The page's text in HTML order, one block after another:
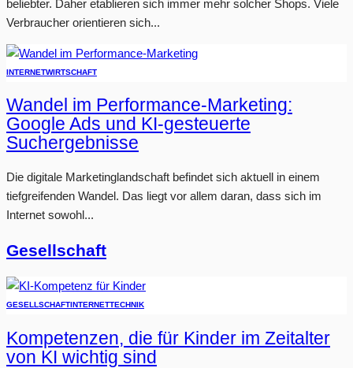
beliebter. Daher etablieren sich immer mehr solcher Shops. Viele
Verbraucher orientieren sich...
INTERNETWIRTSCHAFT
Wandel im Performance-Marketing:
Google Ads und KI-gesteuerte
Suchergebnisse
Die digitale Marketinglandschaft befindet sich aktuell in einem
tiefgreifenden Wandel. Das liegt vor allem daran, dass sich im
Internet sowohl...
Gesellschaft
GESELLSCHAFTINTERNETTECHNIK
Kompetenzen, die für Kinder im Zeitalter
von KI wichtig sind